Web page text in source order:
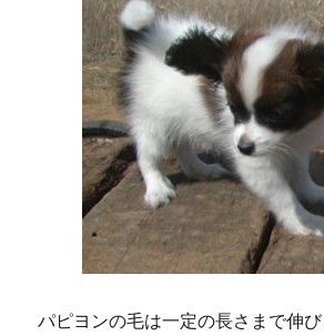
パピヨンの毛は一定の長さまで伸